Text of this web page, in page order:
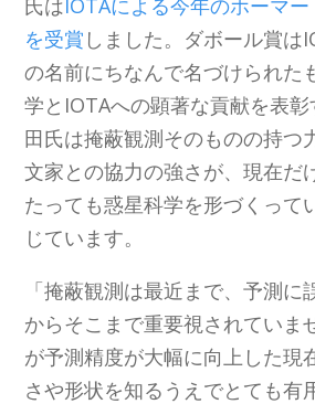
氏はIOTAによる今年のホーマ
を受賞 しました。ダボール賞は
の名前にちなんで名づけられた
学とIOTAへの顕著な貢献を表
田氏は掩蔽観測そのものの持つ
文家との協力の強さが、現在だ
たっても惑星科学を形づくって
じています。
「掩蔽観測は最近まで、予測に
からそこまで重要視されていま
が予測精度が大幅に向上した現
さや形状を知るうえでとても有